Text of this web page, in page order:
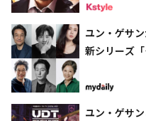
ユン・ゲサ
新シリーズ
ユン・ゲサ